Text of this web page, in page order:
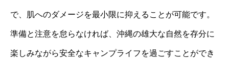
で、肌へのダメージを最小限に抑えることが可能です。
準備と注意を怠らなければ、沖縄の雄大な自然を存分に
楽しみながら安全なキャンプライフを過ごすことができ